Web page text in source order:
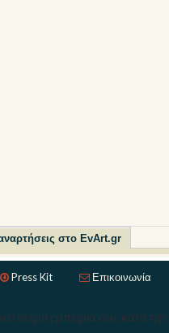
στο EvArt.gr
Press Kit Επικοινωνία
εμπειρία σας κατά